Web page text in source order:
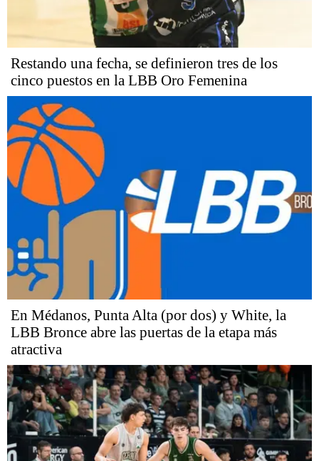
Restando una fecha, se definieron tres de los
cinco puestos en la LBB Oro Femenina
En Médanos, Punta Alta (por dos) y White, la
LBB Bronce abre las puertas de la etapa más
atractiva